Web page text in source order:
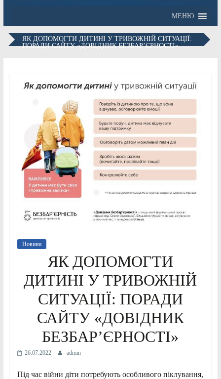
МЕНЮ
ЯК ДОПОМОГТИ ДИТИНІ У ТРИВОЖНІЙ СИТУАЦІЇ:
ПОРАДИ САЙТУ «ДОВІДНИК БЕЗБАР’ЄРНОСТІ»
Новини
ЯК ДОПОМОГТИ
ДИТИНІ У ТРИВОЖНІЙ
СИТУАЦІЇ: ПОРАДИ
САЙТУ «ДОВІДНИК
БЕЗБАР’ЄРНОСТІ»
26.07.2022 admin
Під час війни діти потребують особливого піклування,